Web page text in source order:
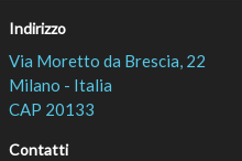
Indirizzo
Via Moretto da Brescia, 22
Milano - Italia
CAP 20133
Contatti